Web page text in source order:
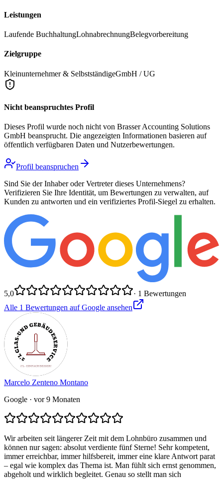
Leistungen
Laufende BuchhaltungLohnabrechnungBelegvorbereitung
Zielgruppe
Kleinunternehmer & SelbstständigeGmbH / UG
Nicht beanspruchtes Profil
Dieses Profil wurde noch nicht von Brasser Accounting Solutions
GmbH beansprucht. Die angezeigten Informationen basieren auf
öffentlich verfügbaren Daten und Nutzerbewertungen.
Profil beanspruchen
Sind Sie der Inhaber oder Vertreter dieses Unternehmens?
Verifizieren Sie Ihre Identität, um Bewertungen zu verwalten, auf
Kunden zu antworten und ein verifiziertes Profil-Siegel zu erhalten.
5,0 · 1 Bewertungen
Alle 1 Bewertungen auf Google ansehen
Marcelo Zenteno Montano
Google · vor 9 Monaten
Wir arbeiten seit längerer Zeit mit dem Lohnbüro zusammen und
können nur sagen: absolut verdiente fünf Sterne! Sehr kompetent,
immer erreichbar, immer hilfsbereit, immer eine klare Antwort parat
– egal wie komplex das Thema ist. Man fühlt sich ernst genommen,
abgeholt und wirklich begleitet. Genau so stellt man sich